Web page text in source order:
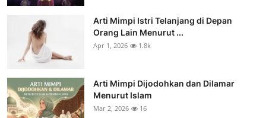
Arti Mimpi Istri Telanjang di Depan
Orang Lain Menurut ...
Apr 1, 2026 1.8k
Arti Mimpi Dijodohkan dan Dilamar
Menurut Islam
Mar 2, 2026 16